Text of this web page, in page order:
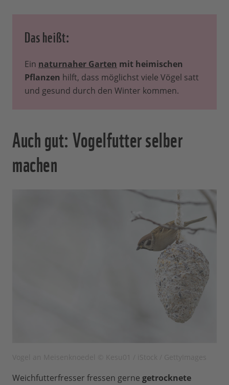
Das heißt:
Ein naturnaher Garten mit heimischen
Pflanzen hilft, dass möglichst viele Vögel satt
und gesund durch den Winter kommen.
Auch gut: Vogelfutter selber
machen
Weichfutterfresser fressen gerne getrocknete